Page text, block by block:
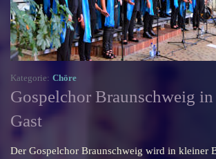
Kategorie: Chöre
Gospelchor Braunschweig
Gast
Der Gospelchor Braunschweig wird in kleiner